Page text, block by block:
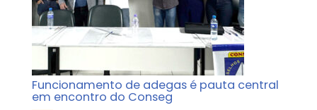
Funcionamento de adegas é pauta central
em encontro do Conseg